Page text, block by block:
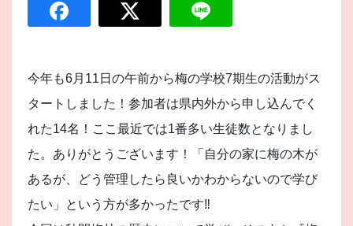
今年も6月11日の午前から梅の学校7期生の活動がス
タートしました！参加者は県内外から申し込んでく
れた14名！ここ最近では1番多い生徒数となりまし
た。ありがとうございます！「自分の家に梅の木が
あるが、どう管理したら良いかわからないので学び
たい」という方が多かったです‼︎